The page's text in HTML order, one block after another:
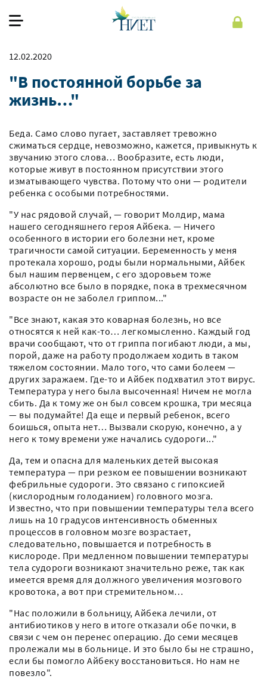
О фонде
Наша работа
Помочь
Рус
Регистрация Войти
12.02.2020
"В постоянной борьбе за
жизнь…"
Беда. Само слово пугает, заставляет тревожно
сжиматься сердце, невозможно, кажется, привыкнуть к
звучанию этого слова… Вообразите, есть люди,
которые живут в постоянном присутствии этого
изматывающего чувства. Потому что они — родители
ребенка с особыми потребностями.
"У нас рядовой случай, — говорит Молдир, мама
нашего сегодняшнего героя Айбека. — Ничего
особенного в истории его болезни нет, кроме
трагичности самой ситуации. Беременность у меня
протекала хорошо, роды были нормальными, Айбек
был нашим первенцем, с его здоровьем тоже
абсолютно все было в порядке, пока в трехмесячном
возрасте он не заболел гриппом..."
"Все знают, какая это коварная болезнь, но все
относятся к ней как-то… легкомысленно. Каждый год
врачи сообщают, что от гриппа погибают люди, а мы,
порой, даже на работу продолжаем ходить в таком
тяжелом состоянии. Мало того, что сами болеем —
других заражаем. Где-то и Айбек подхватил этот вирус.
Температура у него была высоченная! Ничем не могла
сбить. Да к тому же он был совсем крошка, три месяца
— вы подумайте! Да еще и первый ребенок, всего
боишься, опыта нет… Вызвали скорую, конечно, а у
него к тому времени уже начались судороги..."
Да, тем и опасна для маленьких детей высокая
температура — при резком ее повышении возникают
фебрильные судороги. Это связано с гипоксией
(кислородным голоданием) головного мозга.
Известно, что при повышении температуры тела всего
лишь на 10 градусов интенсивность обменных
процессов в головном мозге возрастает,
следовательно, повышается и потребность в
кислороде. При медленном повышении температуры
тела судороги возникают значительно реже, так как
имеется время для должного увеличения мозгового
кровотока, а вот при стремительном…
"Нас положили в больницу, Айбека лечили, от
антибиотиков у него в итоге отказали обе почки, в
связи с чем он перенес операцию. До семи месяцев
пролежали мы в больнице. И это было бы не страшно,
если бы помогло Айбеку восстановиться. Но нам не
повезло".